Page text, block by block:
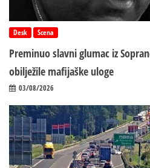
Desk Scena
Preminuo slavni glumac iz
obilježile mafijaške uloge
03/08/2026